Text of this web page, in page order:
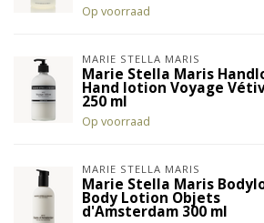
Op voorraad
MARIE STELLA MARIS
Marie Stella Maris
Hand lotion Voyage
250 ml
Op voorraad
MARIE STELLA MARIS
Marie Stella Maris
Body Lotion Objets
d'Amsterdam 300 ml